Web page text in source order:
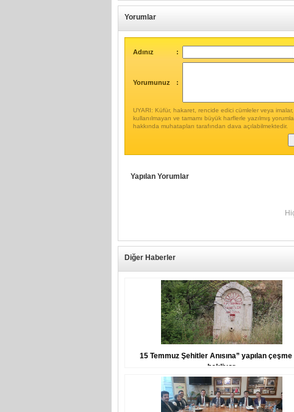
Yorumlar
Adınız :
Yorumunuz :
UYARI: Küfür, hakaret, rencide edici cümleler veya
kullanılmayan ve tamamı büyük harflerle yazılmış
hakkında muhatapları tarafından dava açılabilmektedir.
Yapılan Yorumlar
Diğer Haberler
15 Temmuz Şehitler Anısına” yapılan çeşme
bekliyor